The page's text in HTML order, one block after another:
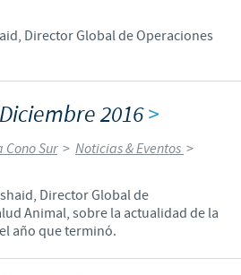
Director Global de Operaciones
2016>
Cono Sur > Noticias & Eventos >
Director Global de
Animal, sobre la actualidad de la
año que terminó.